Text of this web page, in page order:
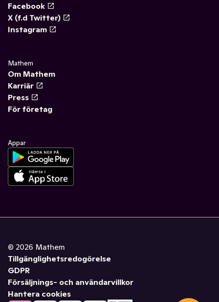
Facebook
X (f.d Twitter)
Instagram
Mathem
Om Mathem
Karriär
Press
För företag
Appar
© 2026 Mathem
Tillgänglighetsredogörelse
GDPR
Försäljnings- och användarvillkor
Hantera cookies